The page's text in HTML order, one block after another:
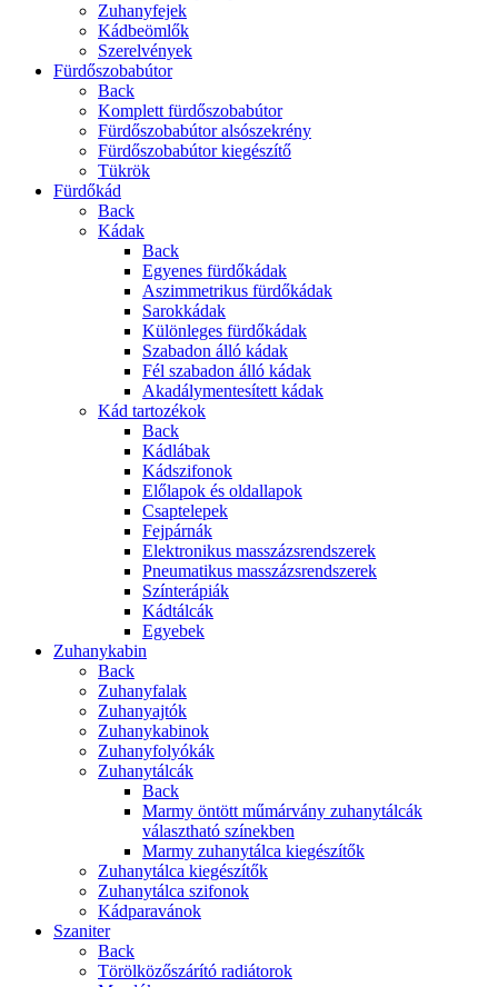
Zuhanyfejek
Kádbeömlők
Szerelvények
Fürdőszobabútor
Back
Komplett fürdőszobabútor
Fürdőszobabútor alsószekrény
Fürdőszobabútor kiegészítő
Tükrök
Fürdőkád
Back
Kádak
Back
Egyenes fürdőkádak
Aszimmetrikus fürdőkádak
Sarokkádak
Különleges fürdőkádak
Szabadon álló kádak
Fél szabadon álló kádak
Akadálymentesített kádak
Kád tartozékok
Back
Kádlábak
Kádszifonok
Előlapok és oldallapok
Csaptelepek
Fejpárnák
Elektronikus masszázsrendszerek
Pneumatikus masszázsrendszerek
Színterápiák
Kádtálcák
Egyebek
Zuhanykabin
Back
Zuhanyfalak
Zuhanyajtók
Zuhanykabinok
Zuhanyfolyókák
Zuhanytálcák
Back
Marmy öntött műmárvány zuhanytálcák
választható színekben
Marmy zuhanytálca kiegészítők
Zuhanytálca kiegészítők
Zuhanytálca szifonok
Kádparavánok
Szaniter
Back
Törölközőszárító radiátorok